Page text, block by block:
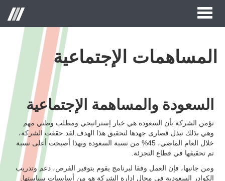
Toggle
Menu
الصفحة الرئيسية
العلامات التجارية
علاقات المستثمر
مركز الاعلام
المساهمات الإجتماعية
السعودة والمساهمة الإجتماعية
تؤمن الشركة بأن السعودة هي خيار إستراتيجي ومطلب وطني مهم
وهي بذلك تبذل قصارى جهدها لتحقيق هذا الهدف.لقد حققت الشركة،
خلال العام الماضي، 45% من نسبة السعودة وبهذا أصبحت أعلى نسبة
تم تحقيقها في قطاع التجزئة.
ومن جانبها، فإن العمل وفقا لبرنامج يقوم بتوفير الفرص، دعم وتدريب
الكوادر السعودية في مجال إدارة الشركة هو من أساسيات سياستها.